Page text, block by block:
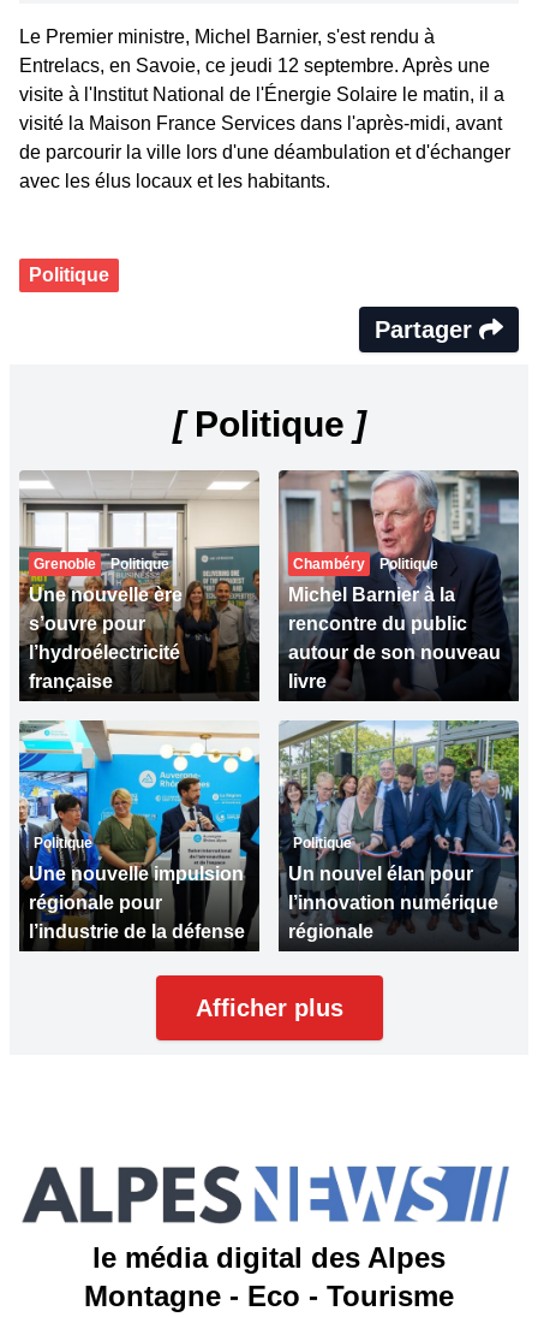
Le Premier ministre, Michel Barnier, s'est rendu à
Entrelacs, en Savoie, ce jeudi 12 septembre. Après une
visite à l'Institut National de l'Énergie Solaire le matin, il a
visité la Maison France Services dans l'après-midi, avant
de parcourir la ville lors d'une déambulation et d'échanger
avec les élus locaux et les habitants.
Politique
Partager
[Politique ]
Grenoble Politique
Une nouvelle ère
s’ouvre pour
l’hydroélectricité
française
Chambéry Politique
Michel Barnier à la
rencontre du public
autour de son nouveau
livre
Politique
Une nouvelle impulsion
régionale pour
l’industrie de la défense
Politique
Un nouvel élan pour
l’innovation numérique
régionale
Afficher plus
le média digital des Alpes
Montagne - Eco - Tourisme